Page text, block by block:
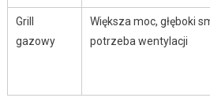
Grill
gazowy
Większa moc, głęboki
potrzeba wentylacji